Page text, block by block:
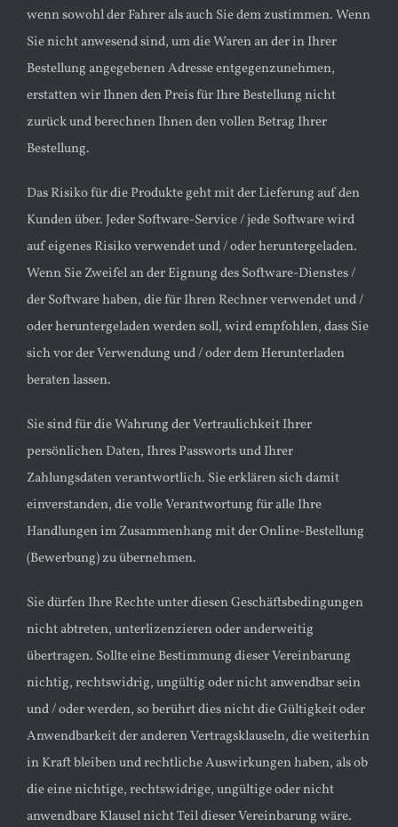
wenn sowohl der Fahrer als auch Sie dem zustimmen. Wenn
Sie nicht anwesend sind, um die Waren an der in Ihrer
Bestellung angegebenen Adresse entgegenzunehmen,
erstatten wir Ihnen den Preis für Ihre Bestellung nicht
zurück und berechnen Ihnen den vollen Betrag Ihrer
Bestellung.
Das Risiko für die Produkte geht mit der Lieferung auf den
Kunden über. Jeder Software-Service / jede Software wird
auf eigenes Risiko verwendet und / oder heruntergeladen.
Wenn Sie Zweifel an der Eignung des Software-Dienstes /
der Software haben, die für Ihren Rechner verwendet und /
oder heruntergeladen werden soll, wird empfohlen, dass Sie
sich vor der Verwendung und / oder dem Herunterladen
beraten lassen.
Sie sind für die Wahrung der Vertraulichkeit Ihrer
persönlichen Daten, Ihres Passworts und Ihrer
Zahlungsdaten verantwortlich. Sie erklären sich damit
einverstanden, die volle Verantwortung für alle Ihre
Handlungen im Zusammenhang mit der Online-Bestellung
(Bewerbung) zu übernehmen.
Sie dürfen Ihre Rechte unter diesen Geschäftsbedingungen
nicht abtreten, unterlizenzieren oder anderweitig
übertragen. Sollte eine Bestimmung dieser Vereinbarung
nichtig, rechtswidrig, ungültig oder nicht anwendbar sein
und / oder werden, so berührt dies nicht die Gültigkeit oder
Anwendbarkeit der anderen Vertragsklauseln, die weiterhin
in Kraft bleiben und rechtliche Auswirkungen haben, als ob
die eine nichtige, rechtswidrige, ungültige oder nicht
anwendbare Klausel nicht Teil dieser Vereinbarung wäre.